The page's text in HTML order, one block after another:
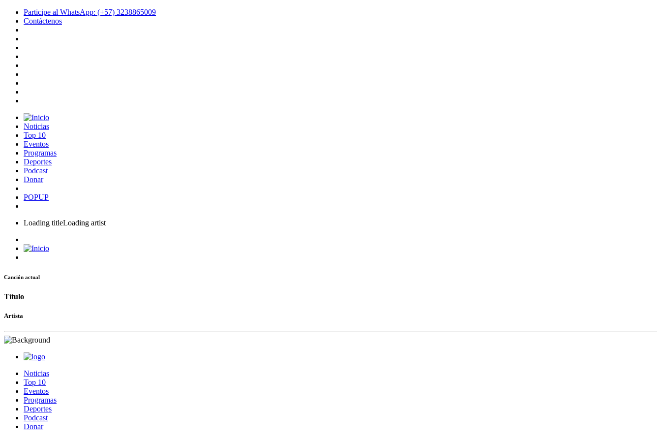
Participe al WhatsApp: (+57) 3238865009
Contáctenos
Noticias
Top 10
Eventos
Programas
Deportes
Podcast
Donar
POPUP
Loading titleLoading artist
Canción actual
Título
Artista
Noticias
Top 10
Eventos
Programas
Deportes
Podcast
Donar